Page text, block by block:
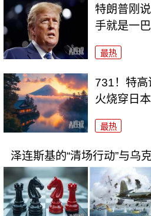
特朗普刚
手就是一巴
最热
731！特
火烧穿日
最热
泽连斯基的“清场行动”与乌